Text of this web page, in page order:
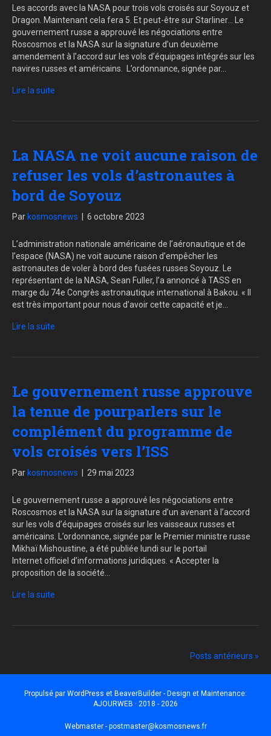
Les accords avec la NASA pour trois vols croisés sur Soyouz et
Dragon. Maintenant cela fera 5. Et peut-être sur Starliner… Le
gouvernement russe a approuvé les négociations entre
Roscosmos et la NASA sur la signature d’un deuxième
amendement à l’accord sur les vols d’équipages intégrés sur les
navires russes et américains. L’ordonnance, signée par…
Lire la suite
La NASA ne voit aucune raison de
refuser les vols d’astronautes à
bord de Soyouz
Par kosmosnews 6 octobre 2023
L’administration nationale américaine de l’aéronautique et de
l’espace (NASA) ne voit aucune raison d’empêcher les
astronautes de voler à bord des fusées russes Soyouz. Le
représentant de la NASA, Sean Fuller, l’a annoncé à TASS en
marge du 74e Congrès astronautique international à Bakou. « Il
est très important pour nous d’avoir cette capacité et je…
Lire la suite
Le gouvernement russe approuve
la tenue de pourparlers sur le
complément du programme de
vols croisés vers l’ISS
Par kosmosnews 29 mai 2023
Le gouvernement russe a approuvé les négociations entre
Roscosmos et la NASA sur la signature d’un avenant à l’accord
sur les vols d’équipages croisés sur les vaisseaux russes et
américains. L’ordonnance, signée par le Premier ministre russe
Mikhaï Mishoustine, a été publiée lundi sur le portail
Internet officiel d’informations juridiques. « Accepter la
proposition de la société…
Lire la suite
Posts antérieurs »
Propulsé par WordPress et BeaverBuilder - Design et Maintenance:
AJOURWEB · 2018 - 2026
Webmaster - postmaster@kosmosnews.fr